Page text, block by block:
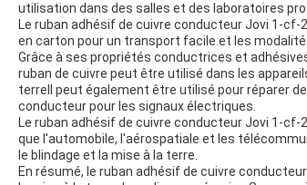
utilisation dans des salles et des laboratoires
Le ruban adhésif de cuivre conducteur Jovi 1-
en carton pour un transport facile.et les
Grâce à ses propriétés conductrices et
ruban de cuivre peut être utilisé dans les
terreIl peut également être utilisé pour réparer
conducteur pour les signaux électriques.
Le ruban adhésif de cuivre conducteur Jovi 1-
que l'automobile, l'aérospatiale et les
le blindage et la mise à la terre.
En résumé, le ruban adhésif de cuivre